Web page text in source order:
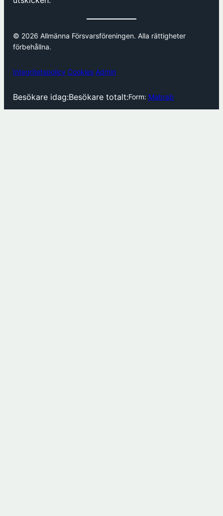
© 2026 Allmänna Försvarsföreningen. Alla rättigheter
förbehållna.
Integritetspolicy Cookies Admin
Besökare idag:Besökare totalt:Form: Mabrab